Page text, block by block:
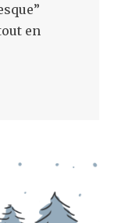
en